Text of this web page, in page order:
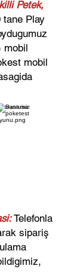
Petek,
Play
mobil
mobil
Telefonla
sipariş